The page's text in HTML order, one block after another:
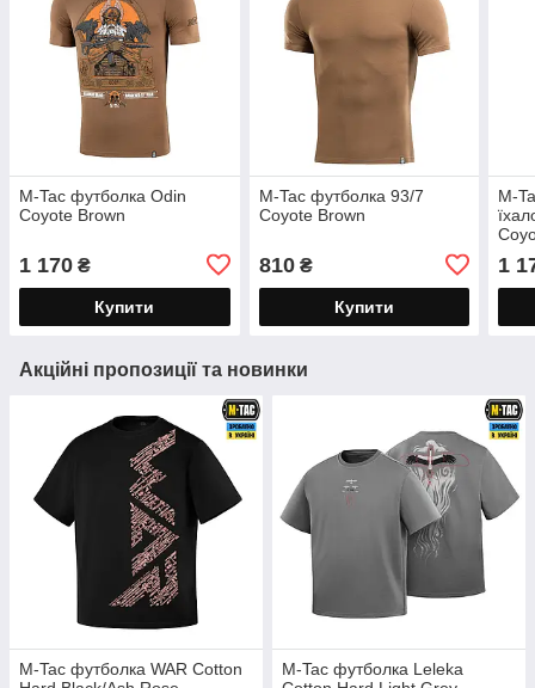
M-Tac футболка Odin
Coyote Brown
1 170 ₴
Купити
M-Tac футболка 93/7
Coyote Brown
810₴
Купити
M-
1
Акційні пропозиції та новинки
M-Tac футболка WAR Cotton
M-Tac футболка Leleka